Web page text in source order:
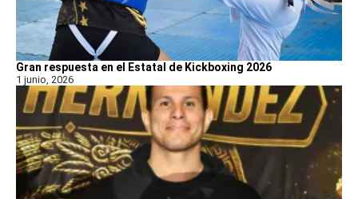
Gran respuesta en el Estatal de Kickboxing 2026
1 junio, 2026